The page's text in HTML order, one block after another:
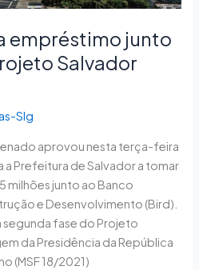
empréstimo junto
Salvador
Slg
aprovou nesta terça-feira
Prefeitura de Salvador a tomar
milhões junto ao Banco
e Desenvolvimento (Bird).
segunda fase do Projeto
da Presidência da República
(MSF 18/2021)